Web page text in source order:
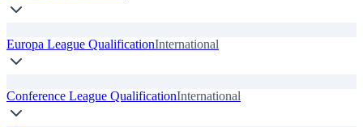
Europa League QualificationInternational
Conference League QualificationInternational